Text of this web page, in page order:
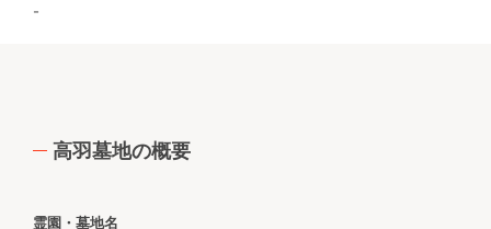
-
高羽墓地の概要
霊園・墓地名